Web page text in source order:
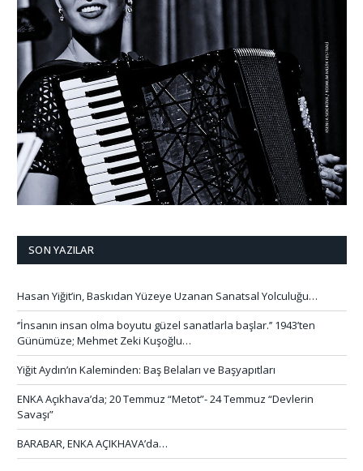
SON YAZILAR
Hasan Yiğit’in, Baskıdan Yüzeye Uzanan Sanatsal Yolculuğu…
‘’İnsanın insan olma boyutu güzel sanatlarla başlar.’’ 1943’ten
Günümüze; Mehmet Zeki Kuşoğlu…
Yiğit Aydın’ın Kaleminden: Baş Belaları ve Başyapıtları
ENKA Açıkhava’da; 20 Temmuz “Metot”- 24 Temmuz “Devlerin
Savaşı”
BARABAR, ENKA AÇIKHAVA’da…